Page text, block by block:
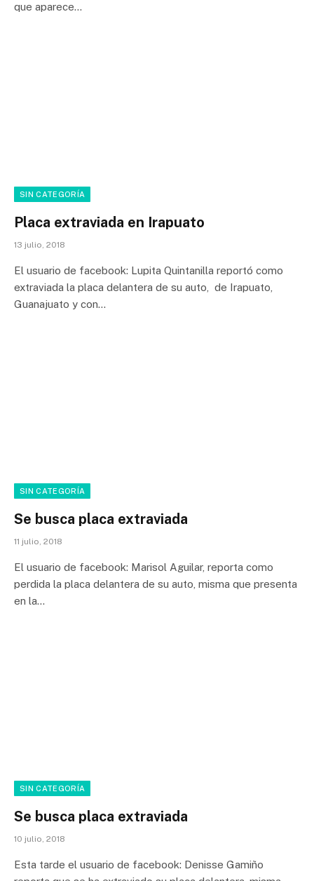
que aparece…
SIN CATEGORÍA
Placa extraviada en Irapuato
13 julio, 2018
El usuario de facebook: Lupita Quintanilla reportó como
extraviada la placa delantera de su auto, de Irapuato,
Guanajuato y con…
SIN CATEGORÍA
Se busca placa extraviada
11 julio, 2018
El usuario de facebook: Marisol Aguilar, reporta como
perdida la placa delantera de su auto, misma que presenta
en la…
SIN CATEGORÍA
Se busca placa extraviada
10 julio, 2018
Esta tarde el usuario de facebook: Denisse Gamiño